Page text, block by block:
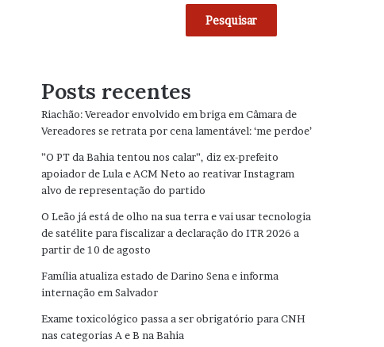
Pesquisar
Posts recentes
Riachão: Vereador envolvido em briga em Câmara de
Vereadores se retrata por cena lamentável: ‘me perdoe’
”O PT da Bahia tentou nos calar”, diz ex-prefeito
apoiador de Lula e ACM Neto ao reativar Instagram
alvo de representação do partido
O Leão já está de olho na sua terra e vai usar tecnologia
de satélite para fiscalizar a declaração do ITR 2026 a
partir de 10 de agosto
Família atualiza estado de Darino Sena e informa
internação em Salvador
Exame toxicológico passa a ser obrigatório para CNH
nas categorias A e B na Bahia